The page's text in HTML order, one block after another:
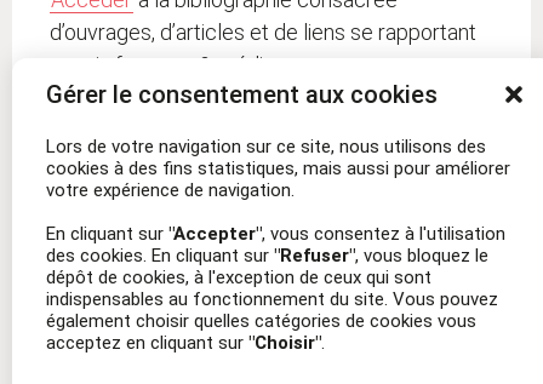
Gérer le consentement aux cookies
Lors de votre navigation sur ce site, nous utilisons des
cookies à des fins statistiques, mais aussi pour améliorer
votre expérience de navigation.
En cliquant sur "Accepter", vous consentez à l'utilisation
des cookies. En cliquant sur "Refuser", vous bloquez le
dépôt de cookies, à l'exception de ceux qui sont
indispensables au fonctionnement du site. Vous pouvez
également choisir quelles catégories de cookies vous
acceptez en cliquant sur "Choisir".
d’ouvrages, d’articles et de liens se rapportant
au prix femmes & médias.
Articles similaires
Prix Femmes et Médias –
Édition 2010
février 8, 2019
Article similaire
Le langage épicène
Article similaire
Prix Femmes et Médias –
Bibliographie et liens
février 8, 2019